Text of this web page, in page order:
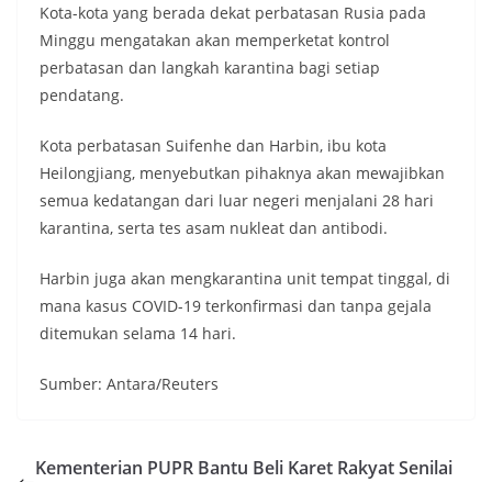
Kota-kota yang berada dekat perbatasan Rusia pada
Minggu mengatakan akan memperketat kontrol
perbatasan dan langkah karantina bagi setiap
pendatang.
Kota perbatasan Suifenhe dan Harbin, ibu kota
Heilongjiang, menyebutkan pihaknya akan mewajibkan
semua kedatangan dari luar negeri menjalani 28 hari
karantina, serta tes asam nukleat dan antibodi.
Harbin juga akan mengkarantina unit tempat tinggal, di
mana kasus COVID-19 terkonfirmasi dan tanpa gejala
ditemukan selama 14 hari.
Sumber: Antara/Reuters
Kementerian PUPR Bantu Beli Karet Rakyat Senilai